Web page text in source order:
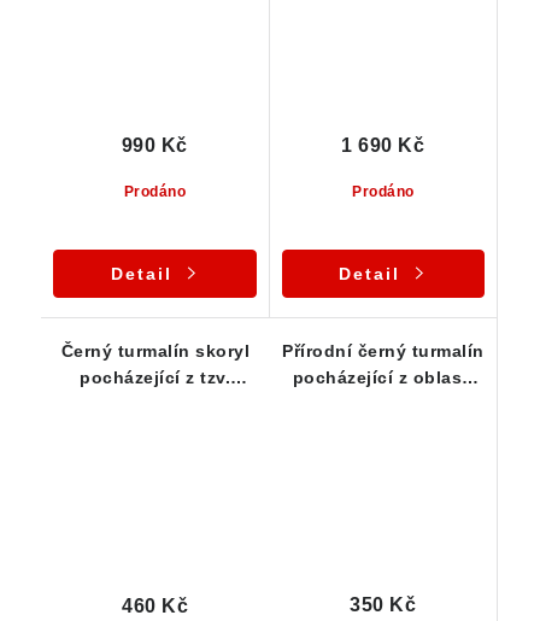
Prodáno
990 Kč
Detail
Prodáno
1 690 Kč
Detail
Černý turmalín skoryl
pocházející z tzv.
460 Kč
Přírodní černý turmalín
pocházející z oblasti
350 Kč